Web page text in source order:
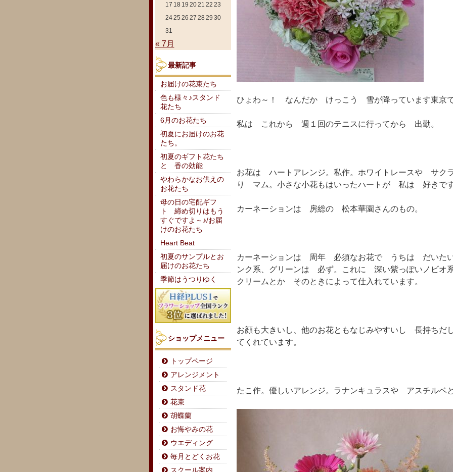
ひょわ～！ なんだか けっこう 雪が降っています東京
私は これから 週１回のテニスに行ってから 出勤。
お花は ハートアレンジ。私作。ホワイトレースや サク
り マム。小さな小花もはいったハートが 私は 好きで
カーネーションは 房総の 松本華園さんのもの。
カーネーションは 周年 必須なお花で うちは だいた
ンク系、グリーンは 必ず。これに 深い紫っぽいノビ
クリームとか そのときによって仕入れています。
お顔も大きいし、他のお花ともなじみやすいし 長持ち
てくれています。
たこ作。優しいアレンジ。ラナンキュラスや アスチルベ
17 18 19 2021 22 23
2425 26 27 28 29 30
31
« 7月
最新記事
お届けの花束たち
色も様々♪スタンド
花たち
6月のお花たち
初夏にお届けのお花
たち。
初夏のギフト花たち
と 香の効能
やわらかなお供えの
お花たち
母の日の宅配ギフ
ト 締め切りはもう
すぐですよ～♪/お届
けのお花たち
Heart Beat
初夏のサンプルとお
届けのお花たち
季節はうつりゆく
ショップメニュー
トップページ
アレンジメント
スタンド花
花束
胡蝶蘭
お悔やみの花
ウエディング
毎月とどくお花
スクール案内